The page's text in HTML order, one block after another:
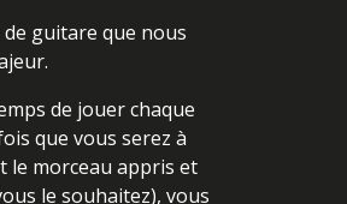
guitare que nous
de jouer chaque
que vous serez à
le morceau appris et
le souhaitez), vous